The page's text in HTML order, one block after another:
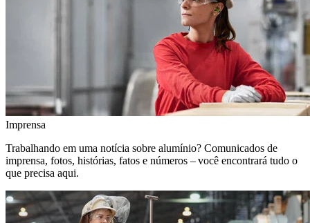
Imprensa
Trabalhando em uma notícia sobre alumínio? Comunicados de
imprensa, fotos, histórias, fatos e números – você encontrará tudo o
que precisa aqui.